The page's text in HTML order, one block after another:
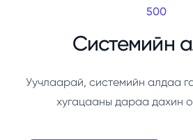
500
Системийн
Уучлаарай, системийн алдаа
хугацааны дараа дахин